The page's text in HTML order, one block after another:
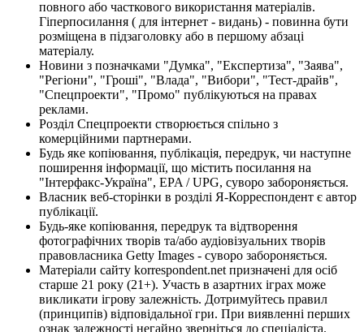
повного або часткового використання матеріалів.
Гіперпосилання ( для інтернет - видань) - повинна бути
розміщена в підзаголовку або в першому абзаці
матеріалу.
Новини з позначками "Думка", "Експертиза", "Заява",
"Регіони", "Гроші", "Влада", "Вибори", "Тест-драйв",
"Спецпроекти", "Промо" публікуються на правах
реклами.
Розділ Спецпроекти створюється спільно з
комерційними партнерами.
Будь яке копіювання, публікація, передрук, чи наступне
поширення інформації, що містить посилання на
"Інтерфакс-Україна", EPA / UPG, суворо забороняється.
Власник веб-сторінки в розділі Я-Корреспондент є автор
публікації.
Будь-яке копіювання, передрук та відтворення
фотографічних творів та/або аудіовізуальних творів
правовласника Getty Images - суворо забороняється.
Матеріали сайту korrespondent.net призначені для осіб
старше 21 року (21+). Участь в азартних іграх може
викликати ігрову залежність. Дотримуйтесь правил
(принципів) відповідальної гри. При виявленні перших
ознак залежності негайно зверніться до спеціаліста.